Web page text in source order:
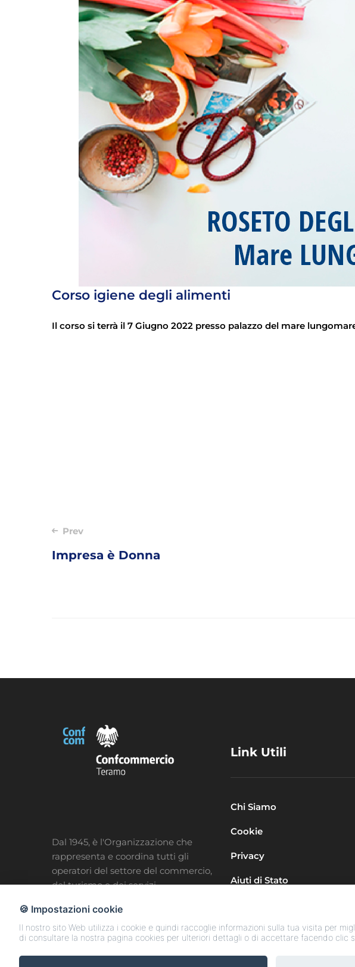
Corso igiene degli alimenti
Il corso si terrà il 7 Giugno 2022 presso palazzo del mare
Post
navigation
Prev
Impresa è Donna
Dal 1945, è l'Organizzazione che
rappresenta e coordina tutti gli
operatori del settore del commercio,
del turismo e dei servizi.
Link Utili
Chi Siamo
Cookie
Privacy
Aiuti di Stato
Copyright © 2025 Confcommercio Teramo
🍪 Impostazioni cookie
Il nostro sito Web utilizza i cookie e quindi raccoglie informazioni sulla tua visita per
di consultare la nostra pagina cookies per ulteriori dettagli o di accettare facendo clic